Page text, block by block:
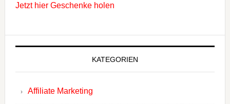
Jetzt hier Geschenke holen
KATEGORIEN
Affiliate Marketing